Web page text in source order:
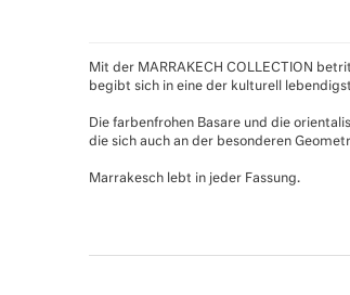
Mit der MARRAKECH COLLECTION
begibt sich in eine der kulturell
Die farbenfrohen Basare und die
die sich auch an der besonderen
Marrakesch lebt in jeder Fassung.